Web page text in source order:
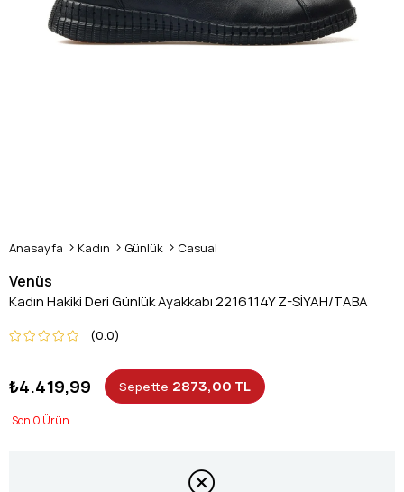
Anasayfa Kadın Günlük Casual
Venüs
Kadın Hakiki Deri Günlük Ayakkabı 2216114Y Z-SİYAH/TABA
0.0
₺4.419,99 Sepette 2873,00 TL
0